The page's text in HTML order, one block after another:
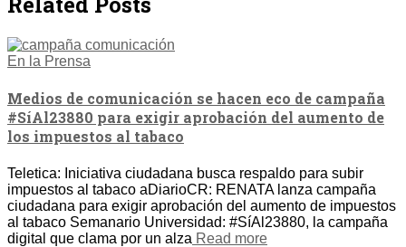
En la Prensa
Medios de comunicación se hacen eco de campaña
#SíAl23880 para exigir aprobación del aumento de
los impuestos al tabaco
Teletica: Iniciativa ciudadana busca respaldo para subir
impuestos al tabaco aDiarioCR: RENATA lanza campaña
ciudadana para exigir aprobación del aumento de impuestos
al tabaco Semanario Universidad: #SíAl23880, la campaña
digital que clama por un alza Read more